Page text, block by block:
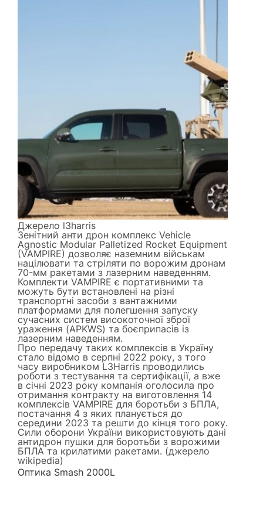
Джерело l3harris
Зенітний анти дрон комплекс Vehicle
Agnostic Modular Palletized Rocket Equipment
(VAMPIRE) дозволяє наземним військам
націлювати та стріляти по ворожим дронам
70-мм ракетами з лазерним наведенням.
Комплекти VAMPIRE є портативними та
можуть бути встановлені на різні
транспортні засоби з вантажними
платформами для полегшення запуску
сучасних систем високоточної зброї
ураження (APKWS) та боєприпасів із
лазерним наведенням.
Про передачу таких комплексів в Україну
стало відомо в серпні 2022 року, з того
часу виробником L3Harris проводились
роботи з тестування та сертифікації, а вже
в січні 2023 року компанія оголосила про
отримання контракту на виготовлення 14
комплексів VAMPIRE для боротьби з БПЛА,
постачання 4 з яких планується до
середини 2023 та решти до кінця того року.
Сили оборони України використовують дані
антидрон пушки для боротьби з ворожими
БПЛА та крилатими ракетами. (джерело
wikipedia)
Оптика Smash 2000L